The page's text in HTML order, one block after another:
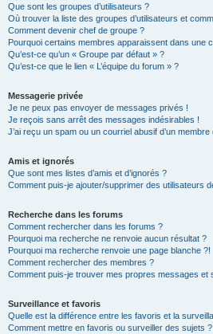
Que sont les groupes d’utilisateurs ?
Où trouver la liste des groupes d’utilisateurs et
Comment devenir chef de groupe ?
Pourquoi certains membres apparaissent dans une
Qu’est-ce qu’un « Groupe par défaut » ?
Qu’est-ce que le lien « L’équipe du forum » ?
Messagerie privée
Je ne peux pas envoyer de messages privés !
Je reçois sans arrêt des messages indésirables !
J’ai reçu un spam ou un courriel abusif d’un
Amis et ignorés
Que sont mes listes d’amis et d’ignorés ?
Comment puis-je ajouter/supprimer des utilisateurs
Recherche dans les forums
Comment rechercher dans les forums ?
Pourquoi ma recherche ne renvoie aucun résultat ?
Pourquoi ma recherche renvoie une page blanche ?!
Comment rechercher des membres ?
Comment puis-je trouver mes propres messages et
Surveillance et favoris
Quelle est la différence entre les favoris et la
Comment mettre en favoris ou surveiller des sujets ?